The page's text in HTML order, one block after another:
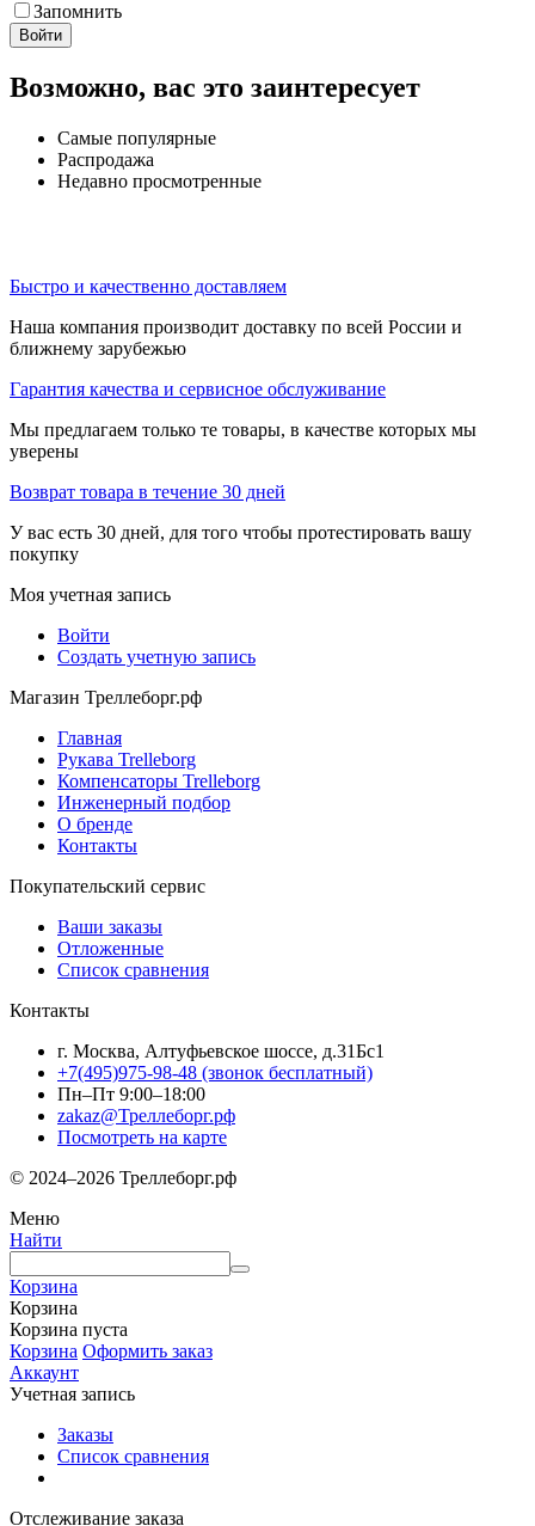
Запомнить
Войти
Возможно, вас это заинтересует
Самые популярные
Распродажа
Недавно просмотренные
Быстро и качественно доставляем
Наша компания производит доставку по всей России и
ближнему зарубежью
Гарантия качества и сервисное обслуживание
Мы предлагаем только те товары, в качестве которых мы
уверены
Возврат товара в течение 30 дней
У вас есть 30 дней, для того чтобы протестировать вашу
покупку
Моя учетная запись
Войти
Создать учетную запись
Магазин Треллеборг.рф
Главная
Рукава Trelleborg
Компенсаторы Trelleborg
Инженерный подбор
О бренде
Контакты
Покупательский сервис
Ваши заказы
Отложенные
Список сравнения
Контакты
г. Москва, Алтуфьевское шоссе, д.31Бс1
+7(495)975-98-48 (звонок бесплатный)
Пн–Пт 9:00–18:00
zakaz@Треллеборг.рф
Посмотреть на карте
© 2024–2026 Треллеборг.рф
Меню
Найти
Корзина
Корзина
Корзина пуста
Корзина Оформить заказ
Аккаунт
Учетная запись
Заказы
Список сравнения
Отслеживание заказа